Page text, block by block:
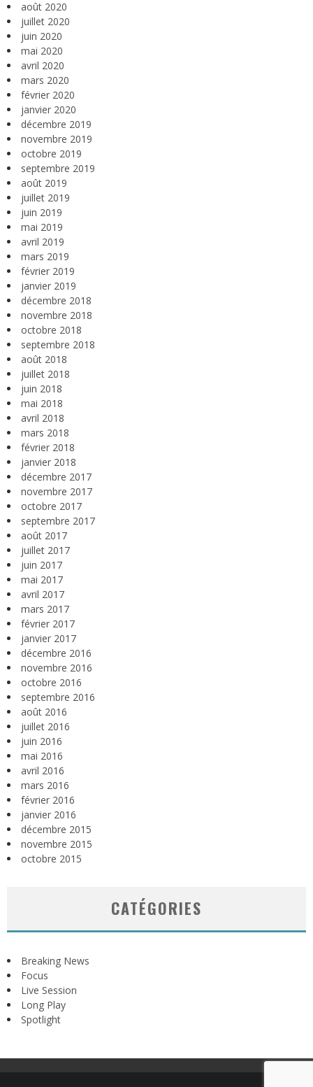
août 2020
juillet 2020
juin 2020
mai 2020
avril 2020
mars 2020
février 2020
janvier 2020
décembre 2019
novembre 2019
octobre 2019
septembre 2019
août 2019
juillet 2019
juin 2019
mai 2019
avril 2019
mars 2019
février 2019
janvier 2019
décembre 2018
novembre 2018
octobre 2018
septembre 2018
août 2018
juillet 2018
juin 2018
mai 2018
avril 2018
mars 2018
février 2018
janvier 2018
décembre 2017
novembre 2017
octobre 2017
septembre 2017
août 2017
juillet 2017
juin 2017
mai 2017
avril 2017
mars 2017
février 2017
janvier 2017
décembre 2016
novembre 2016
octobre 2016
septembre 2016
août 2016
juillet 2016
juin 2016
mai 2016
avril 2016
mars 2016
février 2016
janvier 2016
décembre 2015
novembre 2015
octobre 2015
CATÉGORIES
Breaking News
Focus
Live Session
Long Play
Spotlight